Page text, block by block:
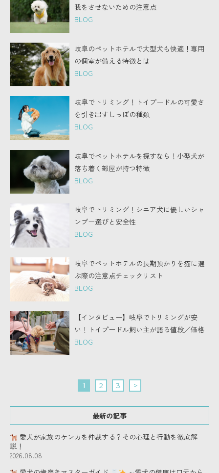
我をさせないための注意点
BLOG
岐阜のペットホテルで大型犬も快適！専用
の個室が備える特徴とは
BLOG
岐阜でトリミング！トイプードルの可愛さ
を引き出すしっぽの種類
BLOG
岐阜でペットホテルを探すなら！小型犬が
落ち着く部屋が持つ特徴
BLOG
岐阜でトリミング！シニア犬に優しいシャ
ンプー選びと安全性
BLOG
岐阜でペットホテルの長期預かりを猫に選
ぶ際の注意点チェックリスト
BLOG
【インタビュー】岐阜でトリミングが安
い！トイプードル飼い主が語る値段／価格
BLOG
1 2 3 >
最新の記事
愛犬が家族のケンカを仲裁する？その心理と行動を徹底解
説！
2026.08.08